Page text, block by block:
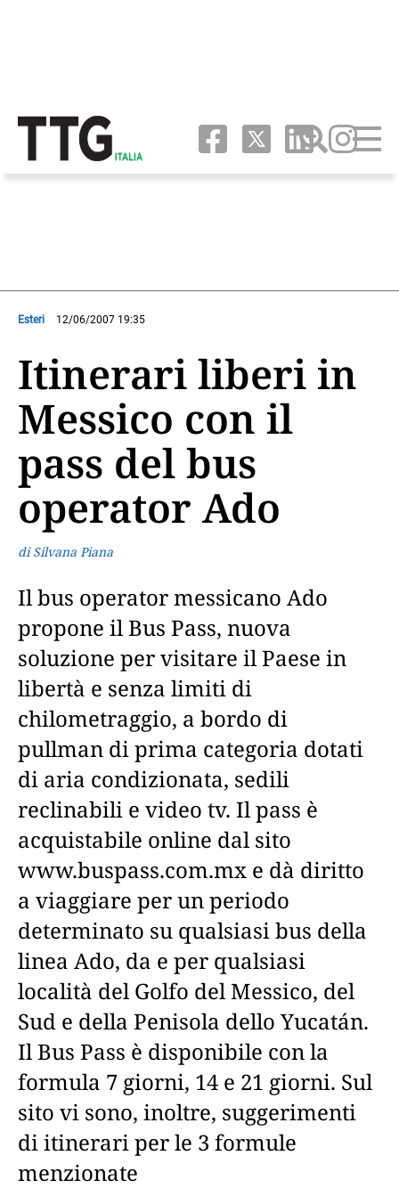
Esteri 12/06/2007 19:35
Itinerari liberi in
Messico con il
pass del bus
operator Ado
di Silvana Piana
Il bus operator messicano Ado
propone il Bus Pass, nuova
soluzione per visitare il Paese in
libertà e senza limiti di
chilometraggio, a bordo di
pullman di prima categoria dotati
di aria condizionata, sedili
reclinabili e video tv. Il pass è
acquistabile online dal sito
www.buspass.com.mx e dà diritto
a viaggiare per un periodo
determinato su qualsiasi bus della
linea Ado, da e per qualsiasi
località del Golfo del Messico, del
Sud e della Penisola dello Yucatán.
Il Bus Pass è disponibile con la
formula 7 giorni, 14 e 21 giorni. Sul
sito vi sono, inoltre, suggerimenti
di itinerari per le 3 formule
menzionate